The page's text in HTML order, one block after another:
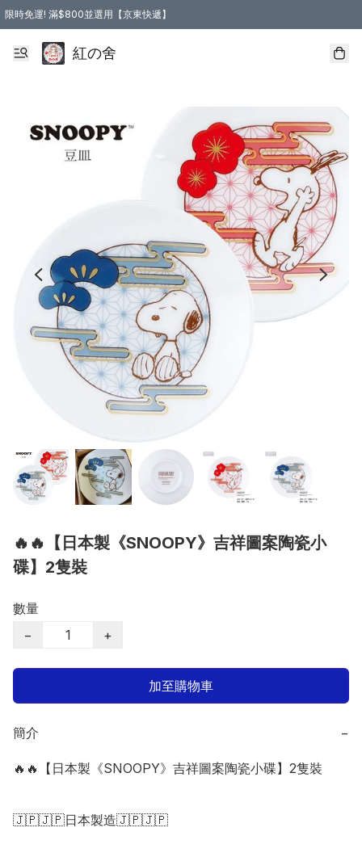
限時免運! 滿$800並選用【京東快遞】
紅の舍
🔥🔥【日本製《SNOOPY》吉祥圖案陶瓷小
碟】2隻裝
數量
−
+
加至購物車
簡介 −
🔥🔥【日本製《SNOOPY》吉祥圖案陶瓷小碟】2隻裝
🇯🇵🇯🇵日本製造🇯🇵🇯🇵